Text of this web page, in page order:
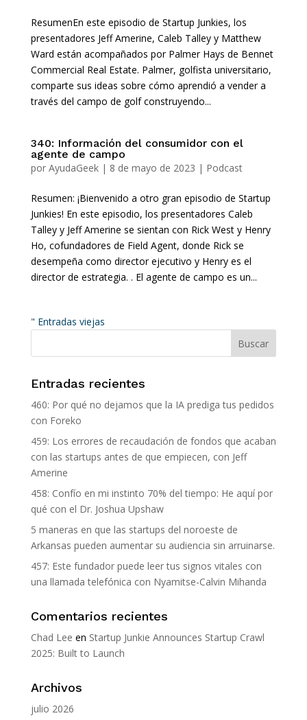
ResumenEn este episodio de Startup Junkies, los
presentadores Jeff Amerine, Caleb Talley y Matthew
Ward están acompañados por Palmer Hays de Bennet
Commercial Real Estate. Palmer, golfista universitario,
comparte sus ideas sobre cómo aprendió a vender a
través del campo de golf construyendo...
340: Información del consumidor con el
agente de campo
por AyudaGeek| 8 de mayo de 2023 | Podcast
Resumen: ¡Bienvenido a otro gran episodio de Startup
Junkies! En este episodio, los presentadores Caleb
Talley y Jeff Amerine se sientan con Rick West y Henry
Ho, cofundadores de Field Agent, donde Rick se
desempeña como director ejecutivo y Henry es el
director de estrategia. . El agente de campo es un...
" Entradas viejas
Entradas recientes
460: Por qué no dejamos que la IA prediga tus pedidos
con Foreko
459: Los errores de recaudación de fondos que acaban
con las startups antes de que empiecen, con Jeff
Amerine
458: Confío en mi instinto 70% del tiempo: He aquí por
qué con el Dr. Joshua Upshaw
5 maneras en que las startups del noroeste de
Arkansas pueden aumentar su audiencia sin arruinarse.
457: Este fundador puede leer tus signos vitales con
una llamada telefónica con Nyamitse-Calvin Mihanda
Comentarios recientes
Chad Lee en Startup Junkie Announces Startup Crawl
2025: Built to Launch
Archivos
julio 2026